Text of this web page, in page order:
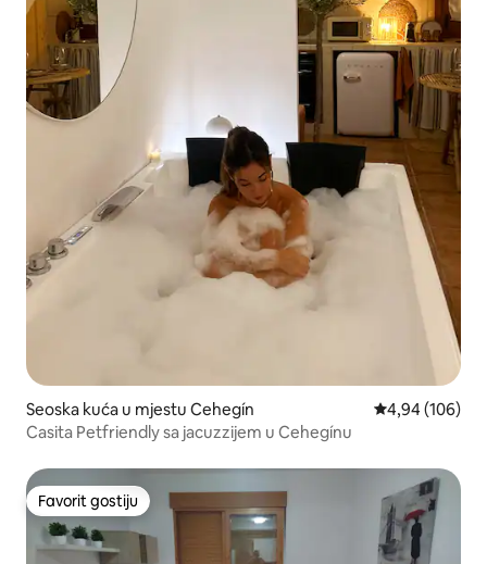
Seoska kuća u mjestu Cehegín prosječna
4,94 (106)
Casita Petfriendly sa jacuzzijem u Cehegínu
Favorit gostiju
Favorit gostiju